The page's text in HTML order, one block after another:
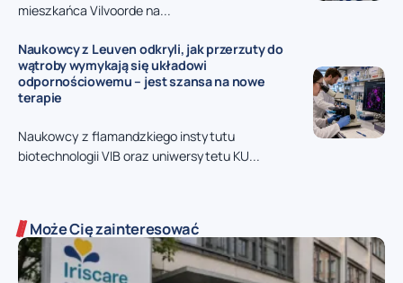
mieszkańca Vilvoorde na...
Naukowcy z Leuven odkryli, jak przerzuty do
wątroby wymykają się układowi
odpornościowemu – jest szansa na nowe
terapie
Naukowcy z flamandzkiego instytutu
biotechnologii VIB oraz uniwersytetu KU...
Może Cię zainteresować